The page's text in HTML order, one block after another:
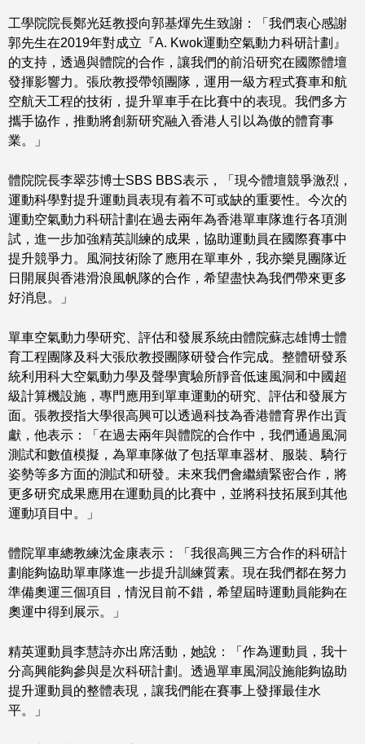
工學院院長鄭光廷教授向郭基煇先生致謝：「我們衷心感謝
郭先生在2019年對成立『A. Kwok運動空氣動力科研計劃』
的支持，透過與體院的合作，讓我們的前沿研究在國際體壇
發揮影響力。張欣教授帶領團隊，運用一級方程式賽車和航
空航天工程的技術，提升單車手在比賽中的表現。我們多方
攜手協作，推動將創新研究融入香港人引以為傲的體育事
業。」
體院院長李翠莎博士SBS BBS表示，「現今體壇競爭激烈，
運動科學對提升運動員表現有着不可或缺的重要性。今次的
運動空氣動力科研計劃在過去兩年為香港單車隊進行各項測
試，進一步加強精英訓練的成果，協助運動員在國際賽事中
提升競爭力。風洞技術除了應用在單車外，我亦樂見團隊近
日開展與香港滑浪風帆隊的合作，希望盡快為我們帶來更多
好消息。」
單車空氣動力學研究、評估和發展系統由體院蘇志雄博士體
育工程團隊及科大張欣教授團隊研發合作完成。整體研發系
統利用科大空氣動力學及聲學實驗所靜音低速風洞和中國超
級計算機設施，專門應用到單車運動的研究、評估和發展方
面。張教授指大學很高興可以透過科技為香港體育界作出貢
獻，他表示：「在過去兩年與體院的合作中，我們通過風洞
測試和數值模擬，為單車隊做了包括單車器材、服裝、騎行
姿勢等多方面的測試和研發。未來我們會繼續緊密合作，將
更多研究成果應用在運動員的比賽中，並將科技拓展到其他
運動項目中。」
體院單車總教練沈金康表示：「我很高興三方合作的科研計
劃能夠協助單車隊進一步提升訓練質素。現在我們都在努力
準備奧運三個項目，情況目前不錯，希望屆時運動員能夠在
奧運中得到展示。」
精英運動員李慧詩亦出席活動，她說：「作為運動員，我十
分高興能夠參與是次科研計劃。透過單車風洞設施能夠協助
提升運動員的整體表現，讓我們能在賽事上發揮最佳水
平。」